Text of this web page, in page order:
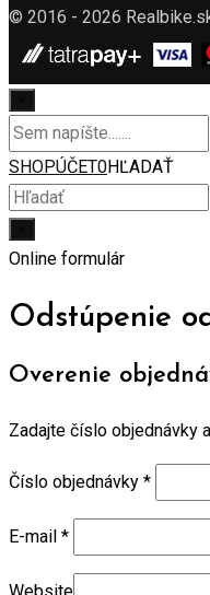
© 2016 - 2026
SHOPÚČET0HĽADAŤ
Online formulár
Odstúpenie
Overenie
Zadajte číslo objednávky
Číslo objednávky *
E-mail *